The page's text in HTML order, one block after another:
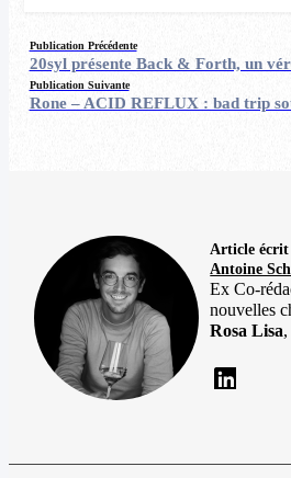
Publication Précédente
20syl présente Back & Forth, un
Publication Suivante
Rone – ACID REFLUX : bad trip
Article
Antoine
Ex Co-
nouvelles
Rosa Lisa